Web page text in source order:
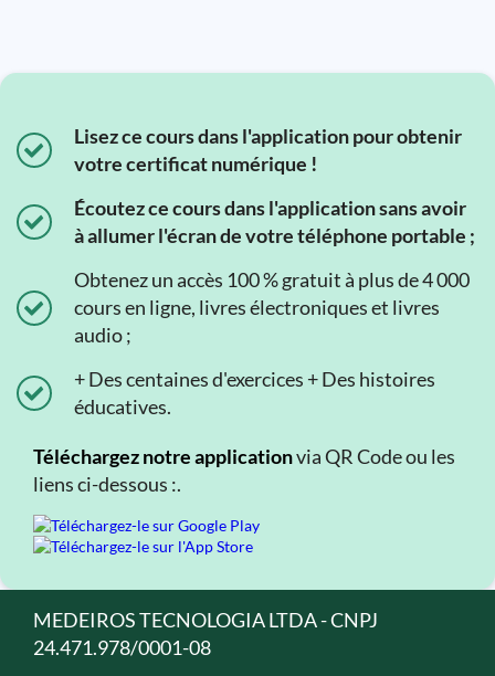
Lisez ce cours dans l'application pour obtenir
votre certificat numérique !
Écoutez ce cours dans l'application sans avoir
à allumer l'écran de votre téléphone portable ;
Obtenez un accès 100 % gratuit à plus de 4 000
cours en ligne, livres électroniques et livres
audio ;
+ Des centaines d'exercices + Des histoires
éducatives.
Téléchargez notre applicationvia QR Code ou les
liens ci-dessous :.
MEDEIROS TECNOLOGIA LTDA - CNPJ
24.471.978/0001-08